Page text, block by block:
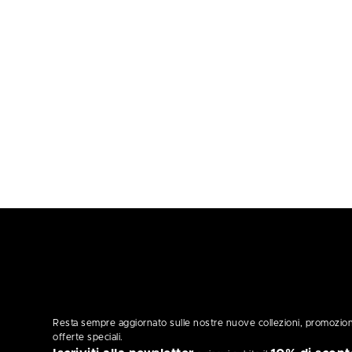
Resta sempre aggiornato sulle nostre nuove collezioni,
offerte speciali.